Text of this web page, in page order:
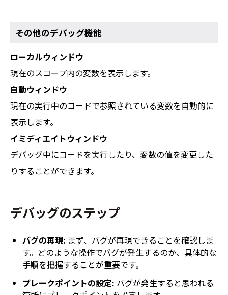
その他のデバッグ機能
ローカルウィンドウ
現在のスコープ内の変数を表示します。
自動ウィンドウ
現在の実行中のコードで参照されている変数を自動的に
表示します。
イミディエイトウィンドウ
デバッグ中にコードを実行したり、変数の値を変更した
りすることができます。
デバッグのステップ
バグの再現: まず、バグが再現できることを確認しま
す。どのような操作でバグが発生するのか、具体的な
手順を把握することが重要です。
ブレークポイントの設定: バグが発生すると思われる